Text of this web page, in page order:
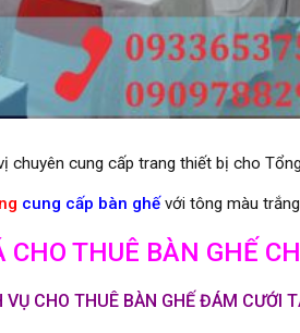
chuyên cung cấp trang thiết bị cho
cung cấp bàn ghế với tông màu
CHO THUÊ BÀN GHẾ
VỤ CHO THUÊ BÀN GHẾ ĐÁM